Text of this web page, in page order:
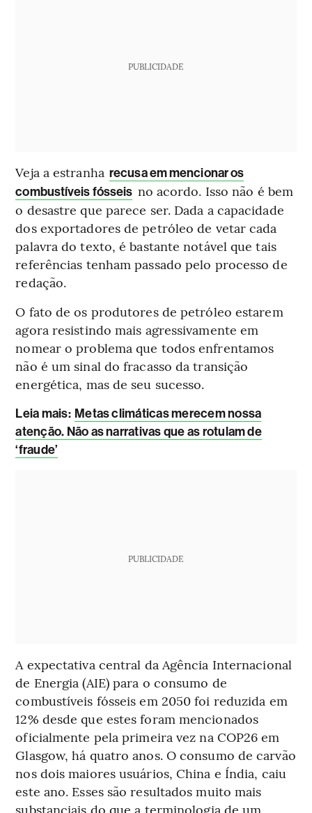
PUBLICIDADE
Veja a estranha recusa em mencionar os
combustíveis fósseis no acordo. Isso não é bem
o desastre que parece ser. Dada a capacidade
dos exportadores de petróleo de vetar cada
palavra do texto, é bastante notável que tais
referências tenham passado pelo processo de
redação.
O fato de os produtores de petróleo estarem
agora resistindo mais agressivamente em
nomear o problema que todos enfrentamos
não é um sinal do fracasso da transição
energética, mas de seu sucesso.
Leia mais: Metas climáticas merecem nossa
atenção. Não as narrativas que as rotulam de
‘fraude’
PUBLICIDADE
A expectativa central da Agência Internacional
de Energia (AIE) para o consumo de
combustíveis fósseis em 2050 foi reduzida em
12% desde que estes foram mencionados
oficialmente pela primeira vez na COP26 em
Glasgow, há quatro anos. O consumo de carvão
nos dois maiores usuários, China e Índia, caiu
este ano. Esses são resultados muito mais
substanciais do que a terminologia de um